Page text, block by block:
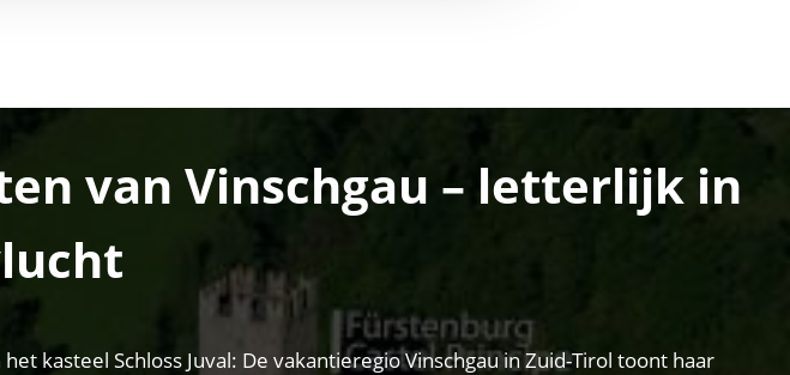
van Vinschgau – letterlijk in
kasteel Schloss Juval: De vakantieregio Vinschgau in Zuid-Tirol toont haar